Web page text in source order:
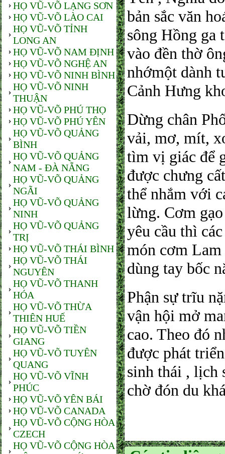
HỌ VŨ-VÕ LẠNG SƠN
HỌ VŨ-VÕ LÀO CAI
HỌ VŨ-VÕ TỈNH
LONG AN
HỌ VŨ-VÕ NAM ĐỊNH
HỌ VŨ-VÕ NGHỆ AN
HỌ VŨ-VÕ NINH BÌNH
HỌ VŨ-VÕ NINH
THUẬN
HỌ VŨ-VÕ PHÚ THỌ
HỌ VŨ-VÕ PHÚ YÊN
HỌ VŨ-VÕ QUẢNG
BÌNH
HỌ VŨ-VÕ QUẢNG
NAM - ĐÀ NẴNG
HỌ VŨ-VÕ QUẢNG
NGÃI
HỌ VŨ-VÕ QUẢNG
NINH
HỌ VŨ-VÕ QUẢNG
TRỊ
HỌ VŨ-VÕ THÁI BÌNH
HỌ VŨ-VÕ THÁI
NGUYÊN
HỌ VŨ-VÕ THANH
HÓA
HỌ VŨ-VÕ THỪA
THIÊN HUẾ
HỌ VŨ-VÕ TIỀN
GIANG
HỌ VŨ-VÕ TUYÊN
QUANG
HỌ VŨ-VÕ VĨNH
PHÚC
HỌ VŨ-VÕ YÊN BÁI
HỌ VŨ-VÕ CANADA
HỌ VŨ-VÕ CỘNG HÒA
CZECH
HỌ VŨ-VÕ CỘNG HÒA
bản sắc văn
sông Hồng ga
vào đền thờ
nhớmột dành
Cảnh Hưng
Dừng chân
vải, mơ, mít,
tìm vị giác để
được chưng
thể nhắm với
lừng. Cơm
yêu cầu thì
món cơm Lam
dùng tay bốc
Phận sự trĩu
vận hội mở
cao. Theo đó
được phát
sinh thái , lịch
chờ đón du